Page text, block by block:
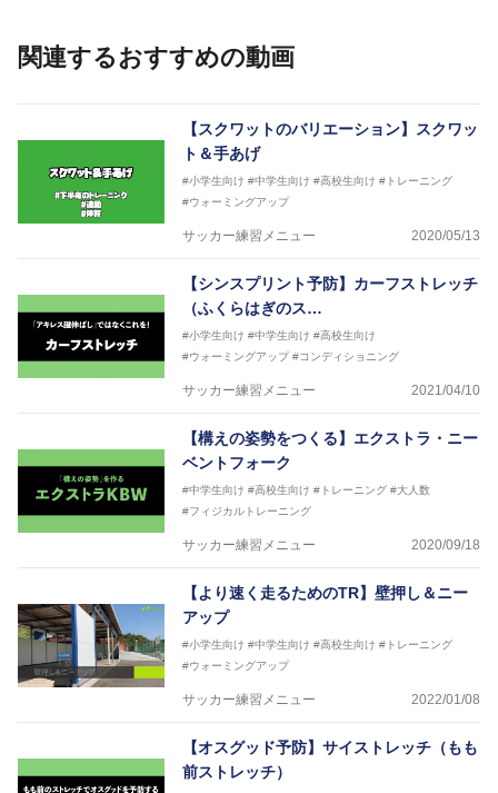
世代のサッカーを中心に、WJBL、社会人ラグビー、
を派遣している。
さらには講演会やセミナー、専門学校などの教育機関
に講師を派遣するなど後進育成にも力を入れている。
「一人一人の健康な人生をサポートする」を企業理念
として掲げ、世の中の人々の『健康』をあらゆる方向
からサポートし、一人一人の「楽しく、豊かに、生き
生きと」生きる、そんな『健康な人生』をサポートし
関連するおすすめの動画
【スクワットのバリエーション】スクワッ
ト＆手あげ
#小学生向け #中学生向け #高校生向け #トレーニング
#ウォーミングアップ
サッカー練習メニュー 2020/05/13
【シンスプリント予防】カーフストレッチ
（ふくらはぎのス…
#小学生向け #中学生向け #高校生向け
#ウォーミングアップ #コンディショニング
サッカー練習メニュー 2021/04/10
【構えの姿勢をつくる】エクストラ・ニー
ベントフォーク
#中学生向け #高校生向け #トレーニング #大人数
#フィジカルトレーニング
サッカー練習メニュー 2020/09/18
【より速く走るためのTR】壁押し＆ニー
アップ
#小学生向け #中学生向け #高校生向け #トレーニング
#ウォーミングアップ
サッカー練習メニュー 2022/01/08
【オスグッド予防】サイストレッチ（もも
前ストレッチ）